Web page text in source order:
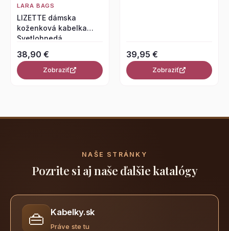
LARA BAGS
LIZETTE dámska
koženková kabelka
Svetlohnedá
38,90 €
Zobraziť
39,95 €
Zobraziť
NAŠE STRÁNKY
Pozrite si aj naše ďalšie katalógy
👜 Kabelky.sk
Práve ste tu